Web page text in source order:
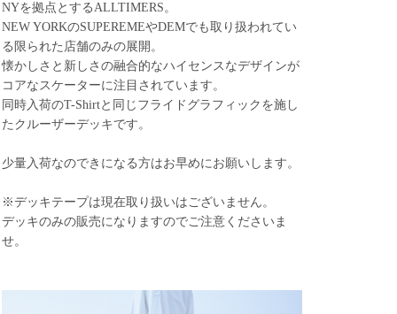
NYを拠点とするALLTIMERS。
NEW YORKのSUPEREMEやDEMでも取り扱われてい
る限られた店舗のみの展開。
懐かしさと新しさの融合的なハイセンスなデザインが
コアなスケーターに注目されています。
同時入荷のT-Shirtと同じフライドグラフィックを施し
たクルーザーデッキです。
少量入荷なのできになる方はお早めにお願いします。
※デッキテープは現在取り扱いはございません。
デッキのみの販売になりますのでご注意くださいま
せ。